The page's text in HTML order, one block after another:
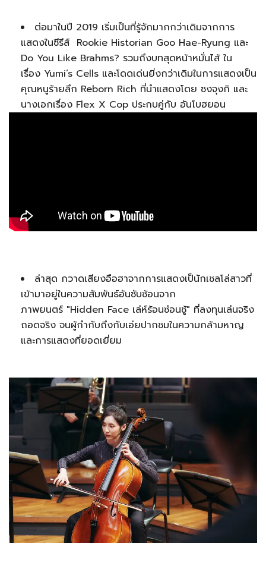
ต่อมาในปี 2019 เริ่มเป็นที่รู้จักมากกว่าเดิมจากการ
แสดงในซีรีส์ Rookie Historian Goo Hae-Ryung และ
Do You Like Brahms? รวมถึงบทสุดหน้าหมั่นไส้ ใน
เรื่อง Yumi’s Cells และโดดเด่นยิ่งกว่าเดิมในการแสดงเป็น
คุณหนูร้ายลึก Reborn Rich ที่นำแสดงโดย ซงจุงกิ และ
นางเอกเรื่อง Flex X Cop ประกบคู่กับ อันโบฮยอน
ล่าสุด กวาดเสียงอือฮาจากการแสดงเป็นักเชลโล่สาวที่
เข้ามาอยู่ในความสัมพันธ์อันซับซ้อนจาก
ภาพยนตร์ "Hidden Face เล่ห์ร้อนซ่อนชู้" ที่ลงทุนเล่นจริง
ถอดจริง จนผู้กำกับถึงกับเอ่ยปากชมในความกล้ามหาญ
และการแสดงที่ยอดเยี่ยม